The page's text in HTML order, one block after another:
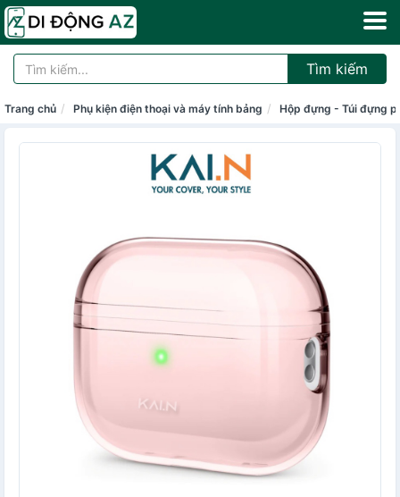
Tìm kiếm
Trang chủ Phụ kiện điện thoại và máy tính bảng Hộp đựng - Túi đựng